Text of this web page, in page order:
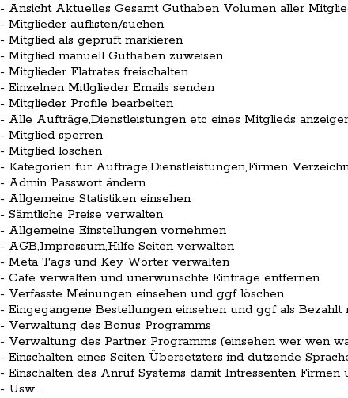
- Ansicht Aktuelles Gesamt Guthaben Volumen aller
- Mitglieder auflisten/suchen
- Mitglied als geprüft markieren
- Mitglied manuell Guthaben zuweisen
- Mitglieder Flatrates freischalten
- Einzelnen Mitlglieder Emails senden
- Mitglieder Profile bearbeiten
- Alle Aufträge,Dienstleistungen etc eines Mitglieds
- Mitglied sperren
- Mitglied löschen
- Kategorien für Aufträge,Dienstleistungen,Firmen
- Admin Passwort ändern
- Allgemeine Statistiken einsehen
- Sämtliche Preise verwalten
- Allgemeine Einstellungen vornehmen
- AGB,Impressum,Hilfe Seiten verwalten
- Meta Tags und Key Wörter verwalten
- Cafe verwalten und unerwünschte Einträge entfernen
- Verfasste Meinungen einsehen und ggf löschen
- Eingegangene Bestellungen einsehen und ggf als Bezahlt
- Verwaltung des Bonus Programms
- Verwaltung des Partner Programms (einsehen wer wen
- Einschalten eines Seiten Übersetzters ind dutzende
- Einschalten des Anruf Systems damit Intressenten
- Usw...